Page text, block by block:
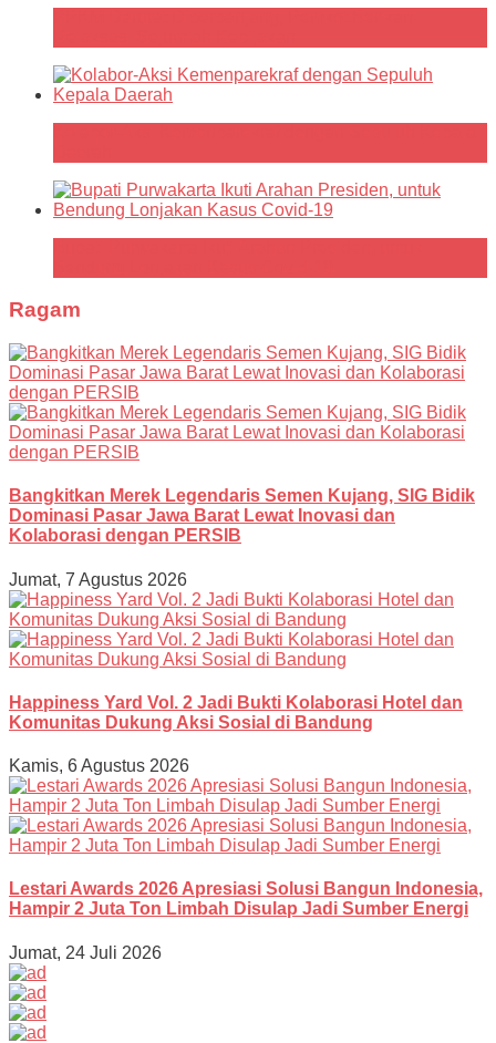
Ragam
Bangkitkan Merek Legendaris Semen Kujang, SIG Bidik
Dominasi Pasar Jawa Barat Lewat Inovasi dan
Kolaborasi dengan PERSIB
Jumat, 7 Agustus 2026
Happiness Yard Vol. 2 Jadi Bukti Kolaborasi Hotel dan
Komunitas Dukung Aksi Sosial di Bandung
Kamis, 6 Agustus 2026
Lestari Awards 2026 Apresiasi Solusi Bangun Indonesia,
Hampir 2 Juta Ton Limbah Disulap Jadi Sumber Energi
Jumat, 24 Juli 2026